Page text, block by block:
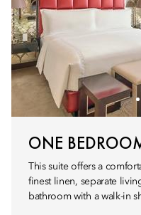
ONE
This suite offers a
finest linen, separate
bathroom with a walk-in